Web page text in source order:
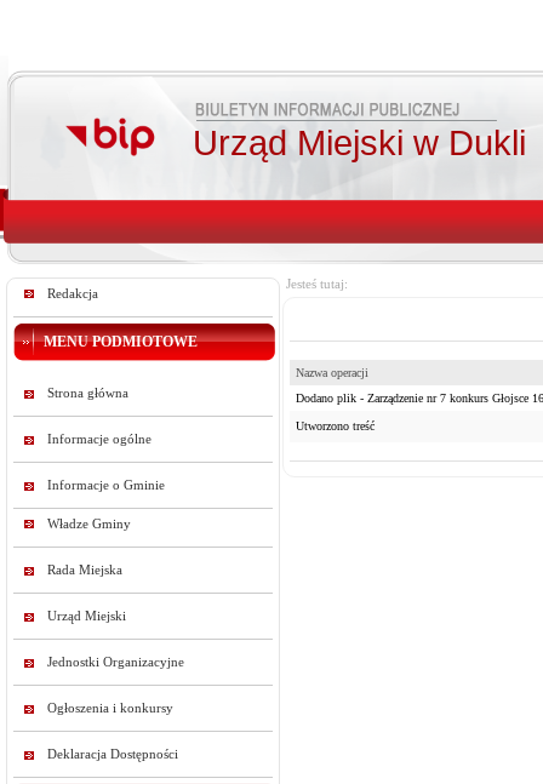
Urząd Miejski w Dukli
Redakcja
MENU PODMIOTOWE
Strona główna
Informacje ogólne
Informacje o Gminie
Władze Gminy
Rada Miejska
Urząd Miejski
Jednostki Organizacyjne
Ogłoszenia i konkursy
Deklaracja Dostępności
Jesteś tutaj:
Nazwa operacji
Dodano plik - Zarządzenie nr 7 konkurs Głojsce
Utworzono treść